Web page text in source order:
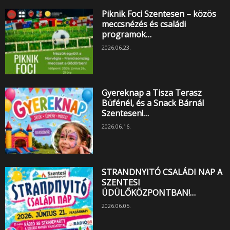
Piknik Foci Szentesen – közös
meccsnézés és családi
programok…
2026.06.23.
Gyereknap a Tisza Terasz
Büfénél, és a Snack Bárnál
Szentesen!…
2026.06.16.
STRANDNYITÓ CSALÁDI NAP A
SZENTESI
ÜDÜLŐKÖZPONTBAN!…
2026.06.05.